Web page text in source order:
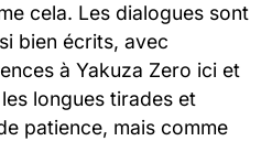
cela. Les dialogues sont
bien écrits, avec
à Yakuza Zero ici et
longues tirades et
patience, mais comme